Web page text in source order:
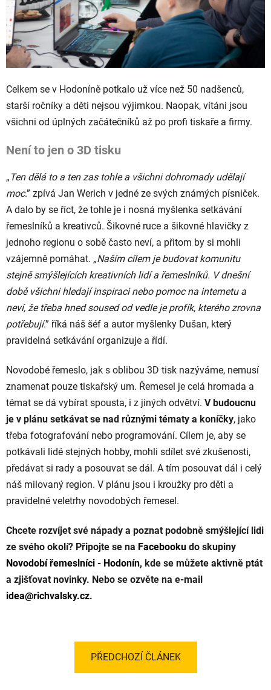
Celkem se v Hodoníně potkalo už více než 50 nadšenců,
starší ročníky a děti nejsou výjimkou. Naopak, vítáni jsou
všichni od úplných začátečníků až po profi tiskaře a firmy.
Není to jen o 3D tisku
„ Ten dělá to a ten zas tohle a všichni dohromady udělají
moc.” zpívá Jan Werich v jedné ze svých známých písniček.
A dalo by se říct, že tohle je i nosná myšlenka setkávání
řemeslníků a kreativců. Šikovné ruce a šikovné hlavičky z
jednoho regionu o sobě často neví, a přitom by si mohli
vzájemně pomáhat. „Naším cílem je budovat komunitu
stejně smýšlejících kreativních lidí a řemeslníků. V dnešní
době všichni hledají inspiraci nebo pomoc na internetu a
neví, že třeba hned soused od vedle je profík, kterého zrovna
potřebují.” říká náš šéf a autor myšlenky Dušan, který
pravidelná setkávání organizuje a řídí.
Novodobé řemeslo, jak s oblibou 3D tisk nazýváme, nemusí
znamenat pouze tiskařský um. Řemesel je celá hromada a
témat se dá vybírat spousta, i z jiných odvětví. V budoucnu
je v plánu setkávat se nad různými tématy a koníčky, jako
třeba fotografování nebo programování. Cílem je, aby se
potkávali lidé stejných hobby, mohli sdílet své zkušenosti,
předávat si rady a posouvat se dál. A tím posouvat dál i celý
náš milovaný region. V plánu jsou i kroužky pro děti a
pravidelné veletrhy novodobých řemesel.
Chcete rozvíjet své nápady a poznat podobně smýšlející lidi
ze svého okolí? Připojte se na Facebooku do skupiny
Novodobí řemeslníci - Hodonín, kde se můžete aktivně ptát
a zjišťovat novinky. Nebo se ozvěte na e-mail
idea@richvalsky.cz.
PŘEDCHOZÍ ČLÁNEK